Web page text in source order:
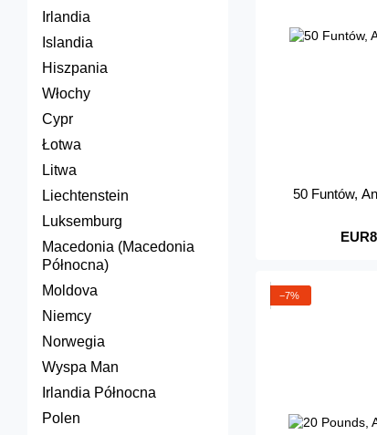
50 Funtów,
−7%
Irlandia
Islandia
Hiszpania
Włochy
Cypr
Łotwa
Litwa
Liechtenstein
Luksemburg
Macedonia (Macedonia
Północna)
Moldova
Niemcy
Norwegia
Wyspa Man
Irlandia Północna
Polen